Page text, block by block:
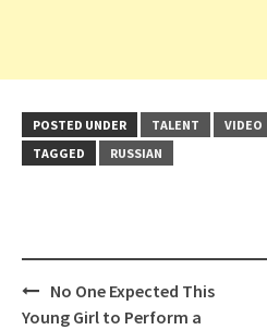
POSTED UNDER TALENT
VIDEO
TAGGED
RUSSIAN
Post
navigation
No One Expected This
Young Girl to Perform a